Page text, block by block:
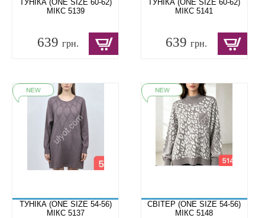
ТУНІКА (ONE SIZE 60-62)
МІКС 5139
639 грн.
ТУНІКА (ONE SIZE 60-62)
МІКС 5141
639грн.
ТУНІКА (ONE SIZE 54-56)
МІКС 5137
СВІТЕР (ONE SIZE 54-56)
МІКС 5148